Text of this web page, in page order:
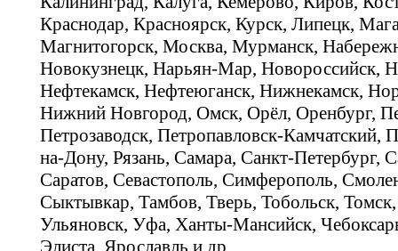
Краснодар, Красноярск, Курск, Липецк,
Магнитогорск, Москва, Мурманск,
Новокузнецк, Нарьян-Мар, Новороссийск,
Нефтекамск, Нефтеюганск, Нижнекамск,
Нижний Новгород, Омск, Орёл, Оренбург,
Петрозаводск, Петропавловск-Камчатский,
на-Дону, Рязань, Самара, Санкт-Петербург,
Саратов, Севастополь, Симферополь,
Сыктывкар, Тамбов, Тверь, Тобольск,
Ульяновск, Уфа, Ханты-Мансийск,
Элиста, Ярославль и др.